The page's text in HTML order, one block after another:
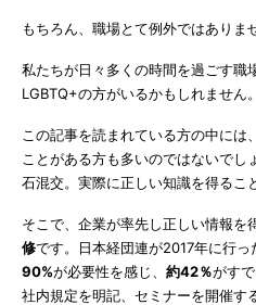
もちろん、職場とて例外ではありま
私たちが日々多くの時間を過ごす職
LGBTQ+の方がいるかもしれません。
この記事を読まれている方の中に
ことがある方も多いのではないでし
石混交。実際に正しい知識を得るこ
そこで、企業が率先し正しい情報を
修です。日本経団連が2017年に行っ
90%が必要性を感じ、 約42％がす
社内規定を明記、セミナーを開催す